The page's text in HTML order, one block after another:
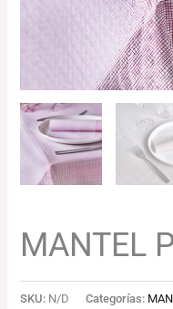
MANTEL
SKU: N/D Categorías: